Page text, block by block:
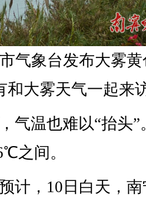
气象台发布大雾
和大雾天气一起来
气温也难以“抬头
之间。
计，10日白天，